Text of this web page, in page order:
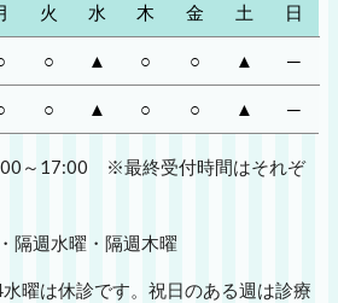
火 水 木 金 土 日
○ ▲ ○ ○ ▲ ─
○ ▲ ○ ○ ▲ ─
～17:00 ※最終受付時間はそれぞ
隔週水曜・隔週木曜
曜は休診です。祝日のある週は診療